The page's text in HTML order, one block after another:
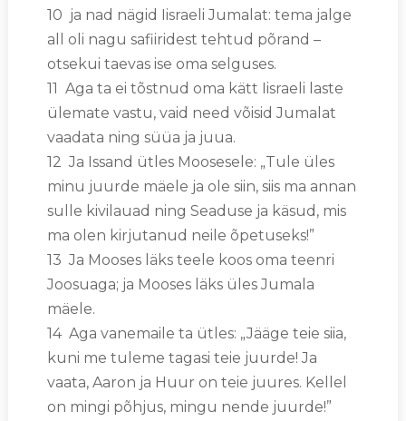
10 ja nad nägid Iisraeli Jumalat: tema jalge
all oli nagu safiiridest tehtud põrand –
otsekui taevas ise oma selguses.
11 Aga ta ei tõstnud oma kätt Iisraeli laste
ülemate vastu, vaid need võisid Jumalat
vaadata ning süüa ja juua.
12 Ja Issand ütles Moosesele: „Tule üles
minu juurde mäele ja ole siin, siis ma annan
sulle kivilauad ning Seaduse ja käsud, mis
ma olen kirjutanud neile õpetuseks!”
13 Ja Mooses läks teele koos oma teenri
Joosuaga; ja Mooses läks üles Jumala
mäele.
14 Aga vanemaile ta ütles: „Jääge teie siia,
kuni me tuleme tagasi teie juurde! Ja
vaata, Aaron ja Huur on teie juures. Kellel
on mingi põhjus, mingu nende juurde!”